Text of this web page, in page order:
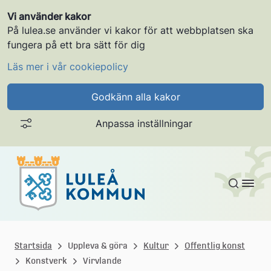
Vi använder kakor
På lulea.se använder vi kakor för att webbplatsen ska
fungera på ett bra sätt för dig
Läs mer i vår cookiepolicy
Godkänn alla kakor
Anpassa inställningar
Gå till innehållet
u
Startsida Uppleva & göra Kultur
Offentlig konst
Konstverk
Virvlande